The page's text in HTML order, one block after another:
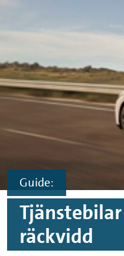
Hoppa till innehåll
Hoppa till sidfoten
Guide:
räckvidd